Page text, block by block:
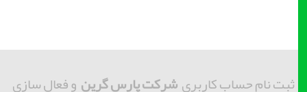
ثبت نام حساب کاربریشرکت پارس گرینو فعال سازی